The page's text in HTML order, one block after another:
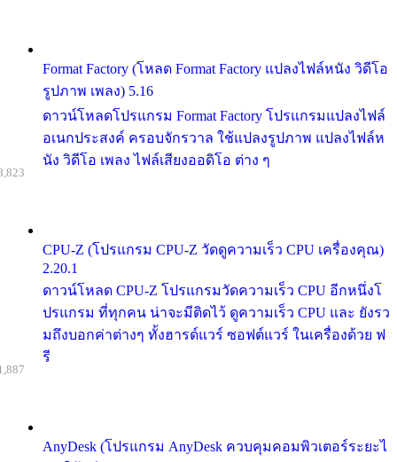
Format Factory (โหลด Format Factory แปลงไฟล์หนัง วิดีโอ
รูปภาพ เพลง) 5.16
ดาวน์โหลดโปรแกรม Format Factory โปรแกรมแปลงไฟล์
อเนกประสงค์ ครอบจักรวาล ใช้แปลงรูปภาพ แปลงไฟล์ห
นัง วิดีโอ เพลง ไฟล์เสียงออดิโอ ต่าง ๆ
CPU-Z (โปรแกรม CPU-Z วัดดูความเร็ว CPU เครื่องคุณ)
2.20.1
ดาวน์โหลด CPU-Z โปรแกรมวัดความเร็ว CPU อีกหนึ่งโ
ปรแกรม ที่ทุกคน น่าจะมีติดไว้ ดูความเร็ว CPU และ ยังรว
มถึงบอกค่าต่างๆ ทั้งฮารด์แวร์ ซอฟต์แวร์ ในเครื่องด้วย ฟ
รี
AnyDesk (โปรแกรม AnyDesk ควบคุมคอมพิวเตอร์ระยะไ